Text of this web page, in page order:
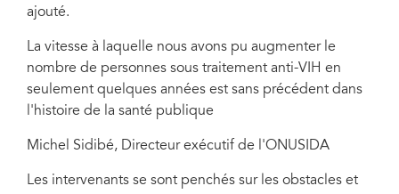
ajouté.
La vitesse à laquelle nous avons pu augmenter le
nombre de personnes sous traitement anti-VIH en
seulement quelques années est sans précédent dans
l'histoire de la santé publique
Michel Sidibé, Directeur exécutif de l'ONUSIDA
Les intervenants se sont penchés sur les obstacles et